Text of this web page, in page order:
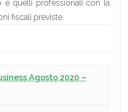
e quelli professionali con la
fiscali previste.
Agosto 2020 –